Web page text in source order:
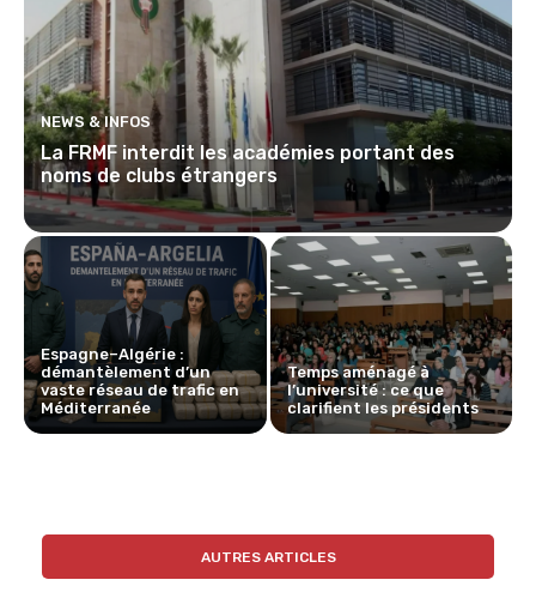
NEWS & INFOS
La FRMF interdit les académies portant des
noms de clubs étrangers
Espagne–Algérie :
démantèlement d’un
vaste réseau de trafic en
Méditerranée
Temps aménagé à
l’université : ce que
clarifient les présidents
AUTRES ARTICLES